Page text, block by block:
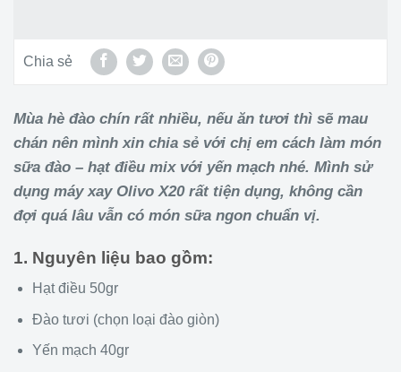
Chia sẻ
Mùa hè đào chín rất nhiều, nếu ăn tươi thì sẽ mau
chán nên mình xin chia sẻ với chị em cách làm món
sữa đào – hạt điều mix với yến mạch nhé. Mình sử
dụng máy xay Olivo X20 rất tiện dụng, không cần
đợi quá lâu vẫn có món sữa ngon chuẩn vị.
1. Nguyên liệu bao gồm:
Hạt điều 50gr
Đào tươi (chọn loại đào giòn)
Yến mạch 40gr